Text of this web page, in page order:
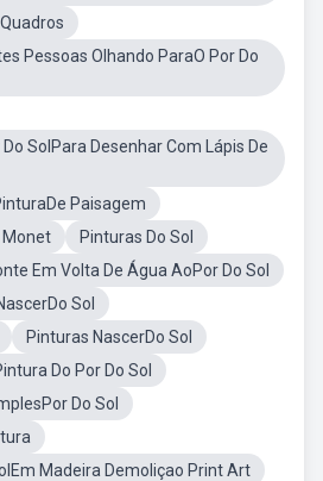
Pessoas Olhando ParaO Por Do
SolPara Desenhar Com Lápis De
Paisagem
Monet
Pinturas Do Sol
Em Volta De Água AoPor Do Sol
Sol
Pinturas NascerDo Sol
Do Por Do Sol
Do Sol
Madeira Demoliçao Print Art